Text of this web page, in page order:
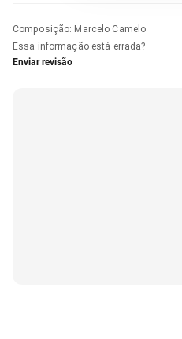
Composição: Marcelo Camelo
Essa informação está errada?
Enviar revisão